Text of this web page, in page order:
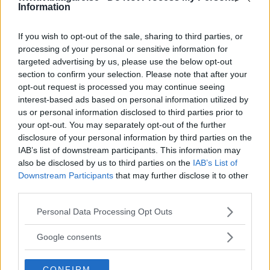
Information
If you wish to opt-out of the sale, sharing to third parties, or
processing of your personal or sensitive information for
targeted advertising by us, please use the below opt-out
section to confirm your selection. Please note that after your
opt-out request is processed you may continue seeing
interest-based ads based on personal information utilized by
us or personal information disclosed to third parties prior to
your opt-out. You may separately opt-out of the further
disclosure of your personal information by third parties on the
IAB’s list of downstream participants. This information may
also be disclosed by us to third parties on the IAB’s List of
Downstream Participants that may further disclose it to other
Please note that this website/app uses one or more Google
not limited to your visit or usage behaviour. You may click to
use your data for below specified purposes in below Google
Personal Data Processing Opt Outs
Google consents
Kona Hybrid (2023)
PROVKÖRNING 3 februari 2024 Under den spektakulära
designen döljer sig en vettig vardagsbil som gör sitt jobb
utan större åthävor.
9 kommentarer Gasa (22) Bromsa (15)
Test: DS 3 E-tense,
Honda e:Ny1, Hyundai
Kona Electric & Jeep
Avenger
smidiga elbilar med distinkt design på startlinjen. Nya
Hyundai Kona utmanas av Jeep Avenger – Årets Bil 2023 –
samt nykomlingen Honda e:Ny1 och formtoppade DS 3.
4 kommentarer Gasa (28)